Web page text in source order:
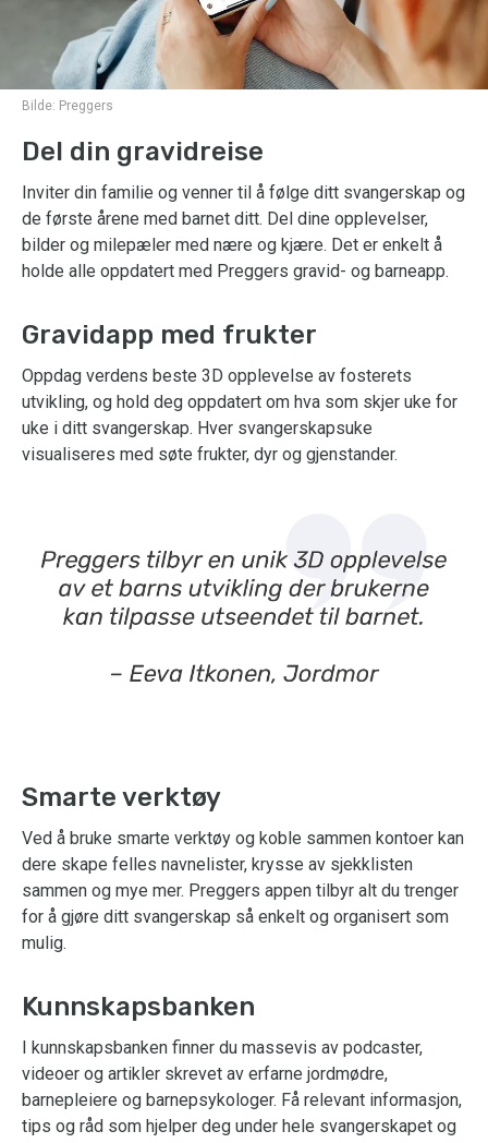
Bilde: Preggers
Del din gravidreise
Inviter din familie og venner til å følge ditt svangerskap og
de første årene med barnet ditt. Del dine opplevelser,
bilder og milepæler med nære og kjære. Det er enkelt å
holde alle oppdatert med Preggers gravid- og barneapp.
Gravidapp med frukter
Oppdag verdens beste 3D opplevelse av fosterets
utvikling, og hold deg oppdatert om hva som skjer uke for
uke i ditt svangerskap. Hver svangerskapsuke
visualiseres med søte frukter, dyr og gjenstander.
Smarte verktøy
Ved å bruke smarte verktøy og koble sammen kontoer kan
dere skape felles navnelister, krysse av sjekklisten
sammen og mye mer. Preggers appen tilbyr alt du trenger
for å gjøre ditt svangerskap så enkelt og organisert som
mulig.
Kunnskapsbanken
I kunnskapsbanken finner du massevis av podcaster,
videoer og artikler skrevet av erfarne jordmødre,
barnepleiere og barnepsykologer. Få relevant informasjon,
tips og råd som hjelper deg under hele svangerskapet og